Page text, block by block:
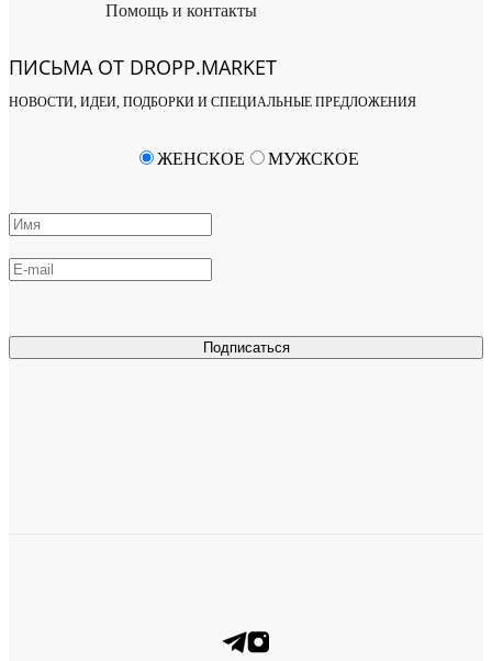
Помощь и контакты
ПИСЬМА ОТ DROPP.MARKET
НОВОСТИ, ИДЕИ, ПОДБОРКИ И СПЕЦИАЛЬНЫЕ ПРЕДЛОЖЕНИЯ
Подписаться
ЖЕНСКОЕ МУЖСКОЕ